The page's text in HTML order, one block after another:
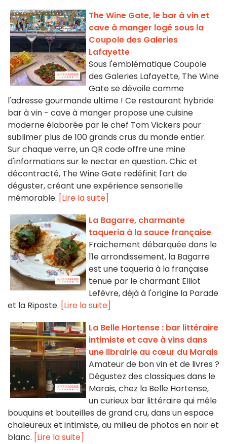
The Wine Gate, le bar à vin et
cave à manger logé sous la
Coupole des Galeries
Lafayette
Sous l'emblématique Coupole
des Galeries Lafayette, The Wine
Gate se dévoile comme
l'adresse gourmande ultime ! Ce restaurant hybride
bar à vin - cave à manger propose une cuisine
moderne élaborée par le chef Tom Vickers pour
sublimer plus de 100 grands crus du monde entier.
Sur chaque verre, un QR code offre une mine
d'informations sur le nectar en question. Chic et
décontracté, The Wine Gate redéfinit l'art de
déguster, créant une expérience sensorielle
mémorable. [Lire la suite]
La Bagarre, charmante
taqueria à la sauce française
Fraichement débarquée dans le
11e arrondissement, la Bagarre
est une taqueria à la française
tenue par le charmant Elliot
Lefèvre, déjà à l'origine la Parade
et la Riposte. [Lire la suite]
La Belle Hortense : bar littéraire
intimiste et cave à vins dans
une librairie au cœur du Marais
Amateur de bon vin et de livres ?
Dégustez des classiques dans le
Marais, chez la Belle Hortense,
un curieux bar littéraire qui mêle
bouquins et bouteilles de grand cru, dans un espace
chaleureux et intimiste, au milieu de photos en noir et
blanc. [Lire la suite]